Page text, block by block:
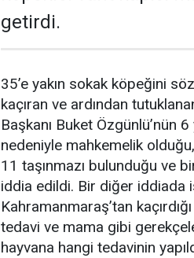
getirdi.
35’e yakın sokak köpeğini
kaçıran ve ardından
Başkanı Buket Özgünlü’nün
nedeniyle mahkemelik
11 taşınmazı bulunduğu ve
iddia edildi. Bir diğer iddiada
Kahramanmaraş’tan
tedavi ve mama gibi
hayvana hangi tedavinin